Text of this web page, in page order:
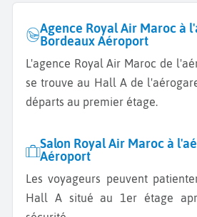
Agence Royal Air Maroc à
Bordeaux Aéroport
L'agence Royal Air Maroc de l'aéroport de Bordeaux
se trouve au Hall A de
départs au premier étage.
Salon Royal Air Maroc à
Aéroport
Les voyageurs peuvent patienter dans le salon du
Hall A situé au 1er étage